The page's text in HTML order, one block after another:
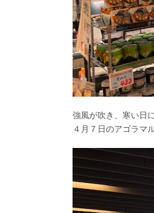
強風が吹き、寒い日
４月７日のアゴラマ